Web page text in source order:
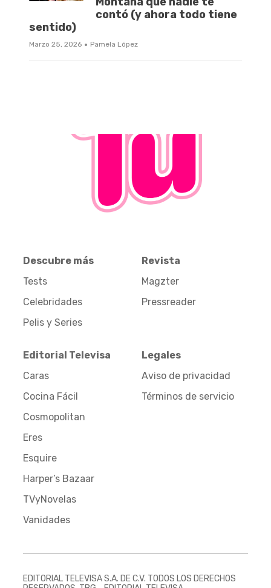
contó (y ahora todo tiene
sentido)
Marzo 25, 2026 · Pamela López
Descubre más
Tests
Celebridades
Pelis y Series
Revista
Magzter
Pressreader
Editorial Televisa
Caras
Cocina Fácil
Cosmopolitan
Eres
Esquire
Harper’s Bazaar
TVyNovelas
Vanidades
Legales
Aviso de privacidad
Términos de servicio
EDITORIAL TELEVISA S.A. DE C.V. TODOS LOS DERECHOS